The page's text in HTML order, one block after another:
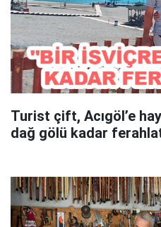
Turist çift, Acıgöl’e
dağ gölü kadar